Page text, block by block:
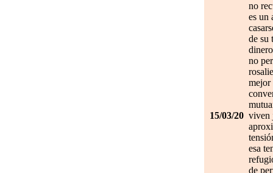
15/03/20
no
es un
de su
no
mejor
viven
esa
de